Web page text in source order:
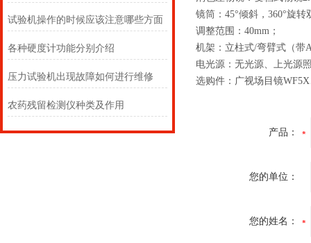
试验机操作的时候应该注意哪些方面
各种硬度计功能分别介绍
压力试验机出现故障如何进行维修
农药残留检测仪种类及作用
镜筒：45°倾斜，360°旋转
调整范围：40mm；
机架：立柱式/弯臂式（带
电光源：无光源、上光源
选购件：广视场目镜
产品：
您的单位：
您的姓名：